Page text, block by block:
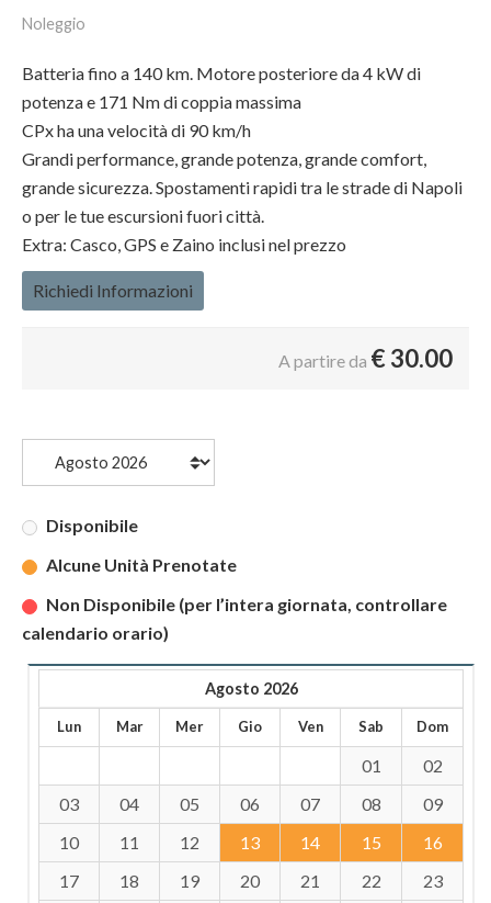
Noleggio
Batteria fino a 140 km. Motore posteriore da 4 kW di
potenza e 171 Nm di coppia massima
CPx ha una velocità di 90 km/h
Grandi performance, grande potenza, grande comfort,
grande sicurezza. Spostamenti rapidi tra le strade di Napoli
o per le tue escursioni fuori città.
Extra: Casco, GPS e Zaino inclusi nel prezzo
Richiedi Informazioni
A partire da €30.00
Disponibile
Alcune Unità Prenotate
Non Disponibile (per l’intera giornata, controllare
calendario orario)
Agosto 2026
Lun Mar Mer Gio Ven Sab Dom
01
02
03
04 05 06 07 08
09
10
11 12 13 14 15
16
17
18 19 20 21 22
23